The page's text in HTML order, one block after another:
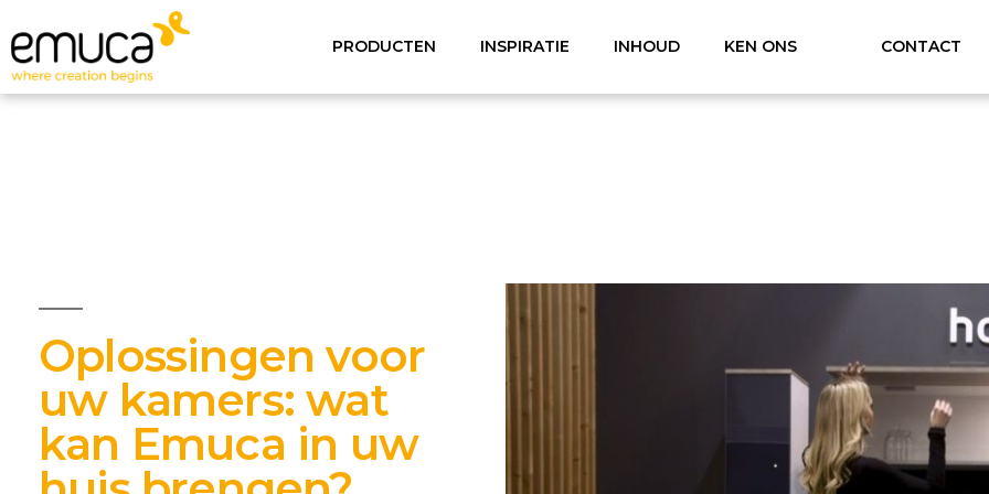
PRODUCTEN INSPIRATIE INHOUD KEN ONS CONTACT
Oplossingen voor
uw kamers: wat
kan Emuca in uw